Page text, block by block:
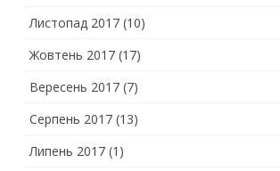
Листопад 2017 (10)
Жовтень 2017 (17)
Вересень 2017 (7)
Серпень 2017 (13)
Липень 2017 (1)